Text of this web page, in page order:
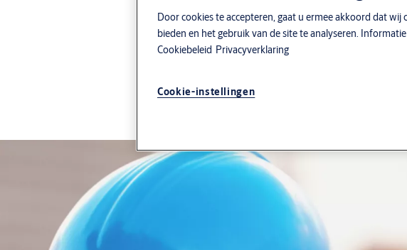
Door cookies te accepteren, gaat u ermee akkoord dat
bieden en het gebruik van de site te analyseren.
Cookiebeleid Privacyverklaring
Cookie-instellingen